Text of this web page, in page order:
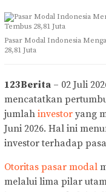
Pasar Modal Indonesia
28,81 Juta
123Berita – 02 Juli
mencatatkan
jumlah investor yang
Juni 2026. Hal ini
investor terhadap
Otoritas pasar modal
melalui lima pilar